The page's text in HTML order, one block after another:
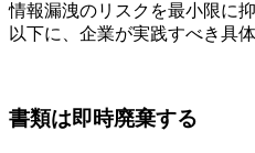
情報漏洩のリスクを最小限に
以下に、企業が実践すべき具
書類は即時廃棄する